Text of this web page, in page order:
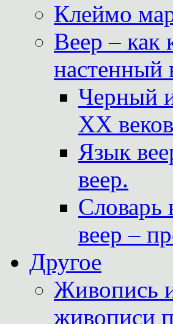
Клеймо
Веер – как
настенный
Черный
XX веков
Язык
веер.
Словарь
веер –
Другое
Живопись
живописи